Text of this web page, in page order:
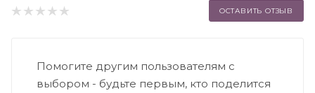
ОСТАВИТЬ ОТЗЫВ
Помогите другим пользователям с
выбором - будьте первым, кто поделится